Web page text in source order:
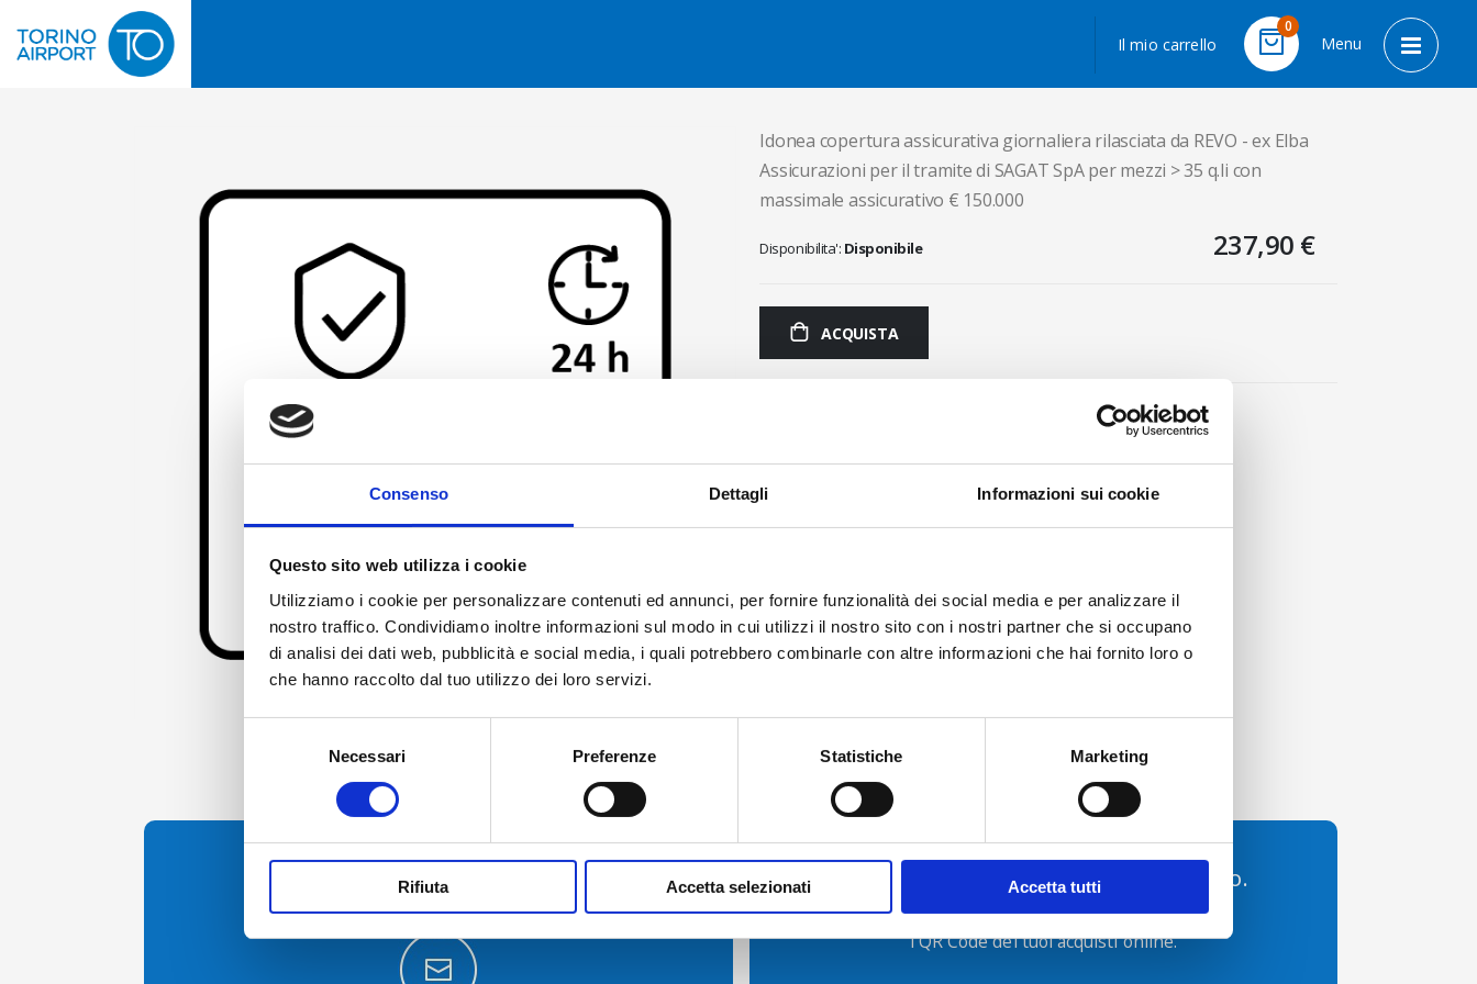
Consenso Dettagli Informazioni sui cookie
Questo sito web utilizza i cookie
Utilizziamo i cookie per personalizzare contenuti ed annunci, per fornire funzionalità dei social media e per analizzare il
nostro traffico. Condividiamo inoltre informazioni sul modo in cui utilizzi il nostro sito con i nostri partner che si occupano
di analisi dei dati web, pubblicità e social media, i quali potrebbero combinarle con altre informazioni che hai fornito loro o
che hanno raccolto dal tuo utilizzo dei loro servizi.
Necessari Preferenze Statistiche Marketing
Rifiuta Accetta selezionati Accetta tutti
Menu
Cart
0
Il mio carrello
Idonea copertura assicurativa giornaliera rilasciata da REVO - ex Elba
Assicurazioni per il tramite di SAGAT SpA per mezzi > 35 q.li con
massimale assicurativo € 150.000
237,90 €
Disponibilita': Disponibile
ACQUISTA
Contattaci per informazioni Scarica l’App dell’Aeroporto di Torino.
Registrati per utilizzare comodamente
i QR Code dei tuoi acquisti online.